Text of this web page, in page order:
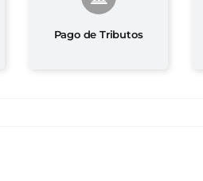
Pago de Tributos